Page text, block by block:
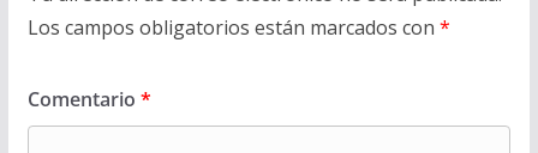
Los campos obligatorios están marcados con *
Comentario *